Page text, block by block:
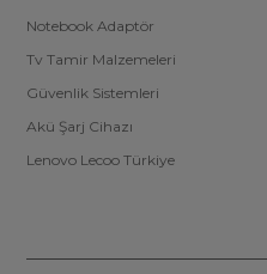
Notebook Adaptör
Tv Tamir Malzemeleri
Güvenlik Sistemleri
Akü Şarj Cihazı
Lenovo Lecoo Türkiye